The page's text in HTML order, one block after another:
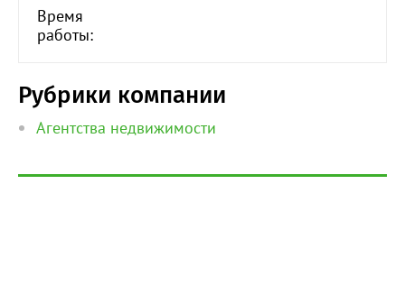
Время
работы:
Рубрики компании
Агентства недвижимости